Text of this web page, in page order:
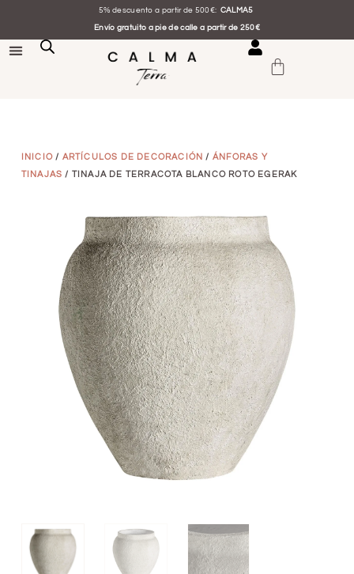
5% descuento a partir de 500€: CALMA5
Envío gratuito a pie de calle a partir de 250€
INICIO / ARTÍCULOS DE DECORACIÓN / ÁNFORAS Y
TINAJAS / TINAJA DE TERRACOTA BLANCO ROTO EGERAK